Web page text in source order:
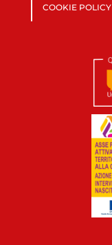
COOKIE POLICY